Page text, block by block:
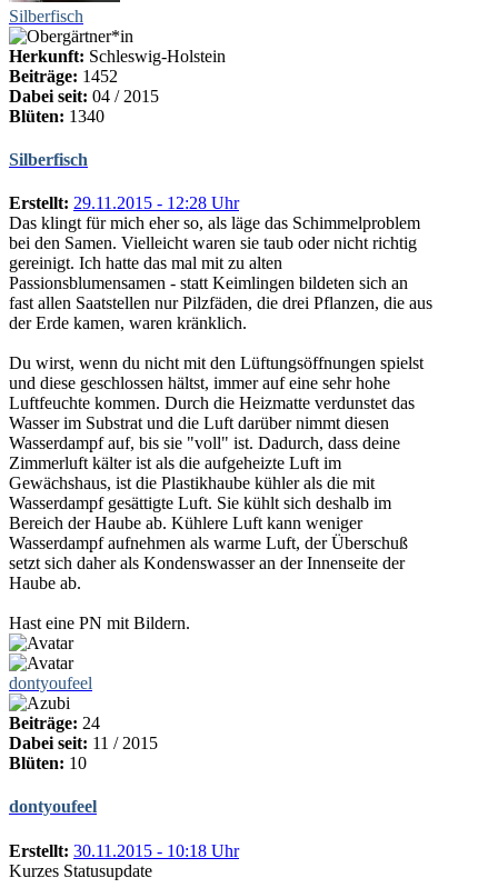
Silberfisch
Herkunft: Schleswig-Holstein
Beiträge: 1452
Dabei seit: 04 / 2015
Blüten: 1340
Silberfisch
Erstellt: 29.11.2015 - 12:28 Uhr
Das klingt für mich eher so, als läge das Schimmelproblem
bei den Samen. Vielleicht waren sie taub oder nicht richtig
gereinigt. Ich hatte das mal mit zu alten
Passionsblumensamen - statt Keimlingen bildeten sich an
fast allen Saatstellen nur Pilzfäden, die drei Pflanzen, die aus
der Erde kamen, waren kränklich.
Du wirst, wenn du nicht mit den Lüftungsöffnungen spielst
und diese geschlossen hältst, immer auf eine sehr hohe
Luftfeuchte kommen. Durch die Heizmatte verdunstet das
Wasser im Substrat und die Luft darüber nimmt diesen
Wasserdampf auf, bis sie "voll" ist. Dadurch, dass deine
Zimmerluft kälter ist als die aufgeheizte Luft im
Gewächshaus, ist die Plastikhaube kühler als die mit
Wasserdampf gesättigte Luft. Sie kühlt sich deshalb im
Bereich der Haube ab. Kühlere Luft kann weniger
Wasserdampf aufnehmen als warme Luft, der Überschuß
setzt sich daher als Kondenswasser an der Innenseite der
Haube ab.
Hast eine PN mit Bildern.
dontyoufeel
Beiträge: 24
Dabei seit: 11 / 2015
Blüten: 10
dontyoufeel
Erstellt: 30.11.2015 - 10:18 Uhr
Kurzes Statusupdate